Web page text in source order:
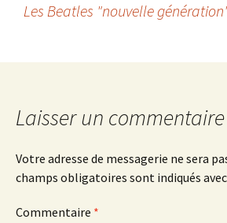
de
l'article
Les Beatles "nouvelle
Laisser un commentaire
Votre adresse de messagerie ne sera
champs obligatoires sont indiqués avec
Commentaire *